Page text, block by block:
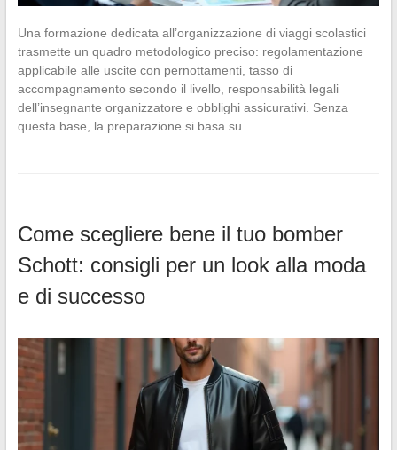
Una formazione dedicata all’organizzazione di viaggi scolastici
trasmette un quadro metodologico preciso: regolamentazione
applicabile alle uscite con pernottamenti, tasso di
accompagnamento secondo il livello, responsabilità legali
dell’insegnante organizzatore e obblighi assicurativi. Senza
questa base, la preparazione si basa su…
Come scegliere bene il tuo bomber
Schott: consigli per un look alla moda
e di successo